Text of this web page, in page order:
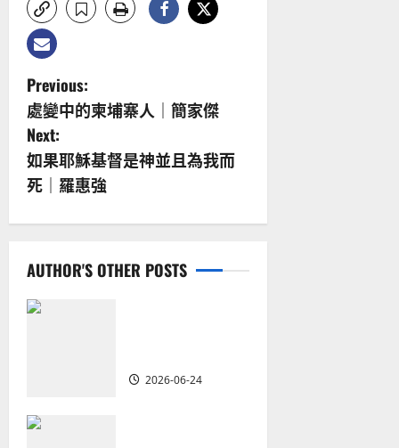
P
o
s
t
n
a
v
a
Previous:
處變中的柬埔寨人｜簡家傑
Next:
如果耶穌基督是神並且為我而
死｜羅惠強
AUTHOR'S OTHER POSTS
2026-06-24